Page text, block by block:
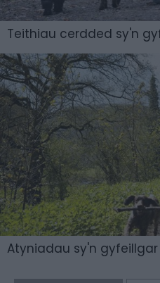
Teithiau cerdded sy'n
Atyniadau sy'n